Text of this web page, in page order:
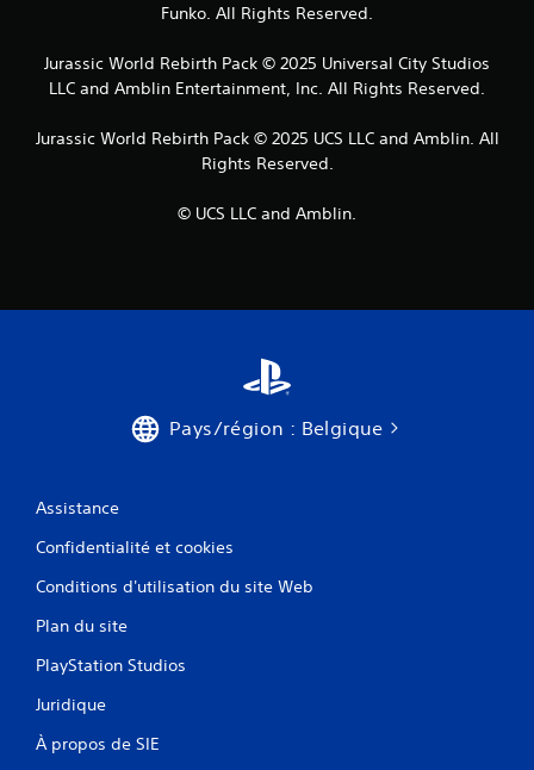
Funko. All Rights Reserved.
Jurassic World Rebirth Pack © 2025 Universal City Studios
LLC and Amblin Entertainment, Inc. All Rights Reserved.
Jurassic World Rebirth Pack © 2025 UCS LLC and Amblin. All
Rights Reserved.
© UCS LLC and Amblin.
Pays/région : Belgique
Assistance
Confidentialité et cookies
Conditions d'utilisation du site Web
Plan du site
PlayStation Studios
Juridique
À propos de SIE